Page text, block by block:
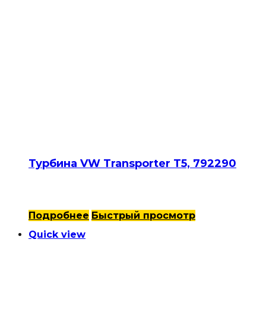
Турбина VW Transporter T5, 792290
Подробнее Быстрый просмотр
Quick view